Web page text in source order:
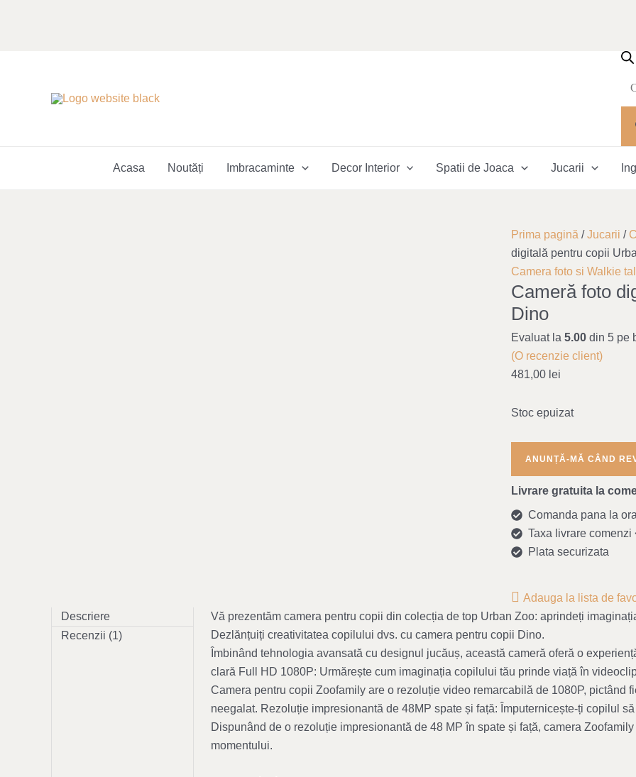
Acasa Noutăți Imbracaminte Decor Interior Spatii de Joaca Jucarii
Prima pagină /Jucarii /
digitală pentru copii
Camera foto si Walkie
Cameră foto
Dino
Evaluat la 5.00 din 5 pe
(O recenzie client)
481,00 lei
Stoc epuizat
Livrare gratuita la
Comanda pana la
Taxa livrare
Plata securizata
Adauga la lista de
Descriere
Recenzii (1)
Vă prezentăm camera pentru copii din colecția de top Urban Zoo: aprindeți
Dezlănțuiți creativitatea copilului dvs. cu camera pentru copii Dino.
Îmbinând tehnologia avansată cu designul jucăuș, această cameră oferă o
clară Full HD 1080P: Urmărește cum imaginația copilului tău prinde viață în
Camera pentru copii Zoofamily are o rezoluție video remarcabilă de 1080P, pictând
neegalat. Rezoluție impresionantă de 48MP spate și față: Împuternicește-ți copilul
Dispunând de o rezoluție impresionantă de 48 MP în spate și față, camera
momentului.